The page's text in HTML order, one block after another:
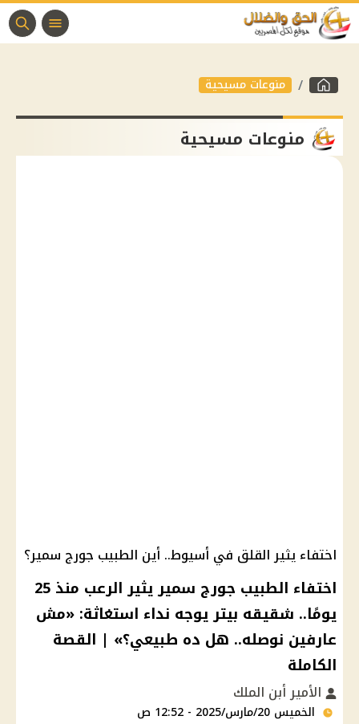
منوعات مسيحية
منوعات مسيحية
اختفاء يثير القلق في أسيوط.. أين الطبيب جورج سمير؟
اختفاء الطبيب جورج سمير يثير الرعب منذ 25
يومًا.. شقيقه بيتر يوجه نداء استغاثة: «مش
عارفين نوصله.. هل ده طبيعي؟» | القصة
الكاملة
الأمير أبن الملك
الخميس 20/مارس/2025 - 12:52 ص